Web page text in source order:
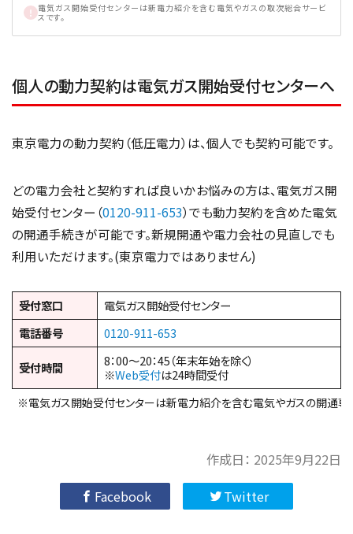
電気ガス開始受付センターは新電力紹介を含む電気やガスの取次総合サービ
スです。
個人の動力契約は電気ガス開始受付センターへ
東京電力の動力契約（低圧電力）は、個人でも契約可能です。
どの電力会社と契約すれば良いかお悩みの方は、電気ガス開
始受付センター（0120-911-653）でも動力契約を含めた電気
の開通手続きが可能です。新規開通や電力会社の見直しでも
利用いただけます。(東京電力ではありません)
受付窓口
電気ガス開始受付センター
電話番号
0120-911-653
受付時間
8：00～20：45（年末年始を除く）
※Web受付は24時間受付
※電気ガス開始受付センターは新電力紹介を含む電気やガスの開通専
作成日： 2025年9月22日
Facebook
Twitter